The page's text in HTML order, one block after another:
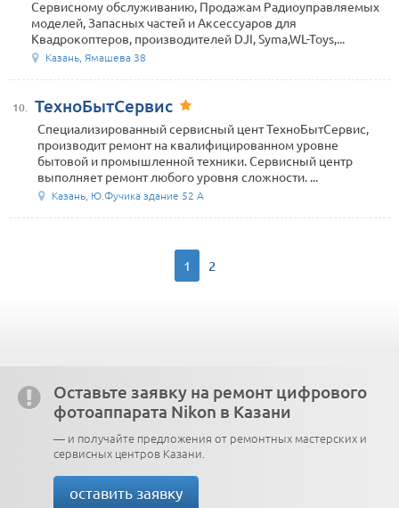
Сервисному обслуживанию, Продажам Радиоуправляемых
моделей, Запасных частей и Аксессуаров для
Квадрокоптеров, производителей DJI, Syma,WL-Toys,...
Казань, Ямашева 38
10. ТехноБытСервис
Специализированный сервисный цент ТехноБытСервис,
производит ремонт на квалифицированном уровне
бытовой и промышленной техники. Сервисный центр
выполняет ремонт любого уровня сложности. ...
Казань, Ю.Фучика здание 52 А
1 2
Оставьте заявку на ремонт цифрового
фотоаппарата Nikon в Казани
— и получайте предложения от ремонтных мастерских и
сервисных центров Казани.
оставить заявку